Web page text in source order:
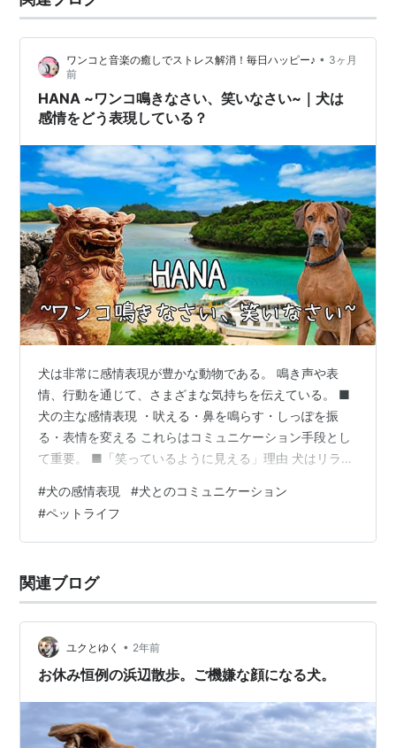
ワンコと音楽の癒しでストレス解消！毎日ハッピー♪ • 3ヶ月
前
HANA ~ワンコ鳴きなさい、笑いなさい~｜犬は
感情をどう表現している？
犬は非常に感情表現が豊かな動物である。 鳴き声や表
情、行動を通じて、さまざまな気持ちを伝えている。 ■
犬の主な感情表現 ・吠える・鼻を鳴らす・しっぽを振
る・表情を変える これらはコミュニケーション手段とし
て重要。 ■「笑っているように見える」理由 犬はリラッ
ある。 人には「笑顔」のように見える場合が多い。 ■鳴
くことは悪いこと？ 鳴き声には、 ・要求・不安・喜び
など複数の意味がある。 単純に「問題行動」と決めつけ
要性 犬は飼い主との関係性の中で安心感を得ている。 感
情表現を理解しようとす…
#犬の感情表現 #犬とのコミュニケーション
#ペットライフ
関連ブログ
ユクとゆく • 2年前
お休み恒例の浜辺散歩。ご機嫌な顔になる犬。